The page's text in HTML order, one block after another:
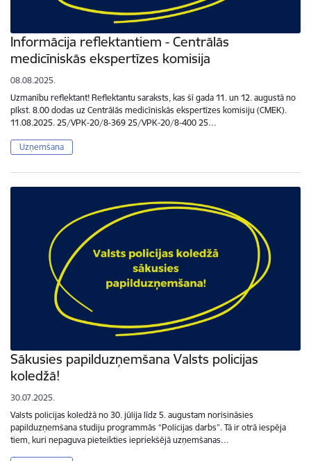
Informācija reflektantiem - Centrālās
medicīniskās ekspertīzes komisija
08.08.2025.
Uzmanību reflektant! Reflektantu saraksts, kas šī gada 11. un 12. augustā no
plkst. 8.00 dodas uz Centrālās medicīniskās ekspertīzes komisiju (CMEK).
11.08.2025. 25/VPK-20/8-369 25/VPK-20/8-400 25…
Uzņemšana
Sākusies papilduzņemšana Valsts policijas
koledžā!
30.07.2025.
Valsts policijas koledžā no 30. jūlija līdz 5. augustam norisināsies
papilduzņemšana studiju programmās “Policijas darbs”. Tā ir otrā iespēja
tiem, kuri nepaguva pieteikties iepriekšējā uzņemšanas…